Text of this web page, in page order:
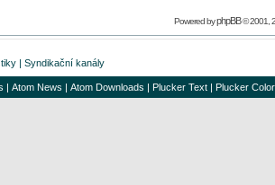
Powered byphpBB© 2001,
| Syndikační kanály
| Atom News | Atom Downloads | Plucker Text | Plucker Color